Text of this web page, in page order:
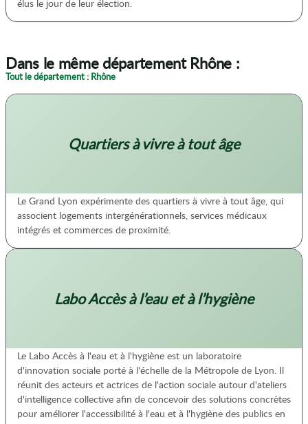
élus le jour de leur élection.
Dans le même département Rhône :
Tout le département : Rhône
Quartiers à vivre à tout âge
Le Grand Lyon expérimente des quartiers à vivre à tout âge, qui
associent logements intergénérationnels, services médicaux
intégrés et commerces de proximité.
Labo Accès à l’eau et à l’hygiène
Le Labo Accès à l'eau et à l'hygiène est un laboratoire
d'innovation sociale porté à l'échelle de la Métropole de Lyon. Il
réunit des acteurs et actrices de l'action sociale autour d'ateliers
d'intelligence collective afin de concevoir des solutions concrètes
pour améliorer l'accessibilité à l'eau et à l'hygiène des publics en